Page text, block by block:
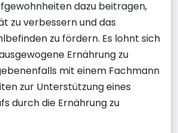
dazu beitragen,
zu verbessern und das
zu fördern. Es lohnt sich
Ernährung zu
mit einem Fachmann
zur Unterstützung eines
durch die Ernährung zu